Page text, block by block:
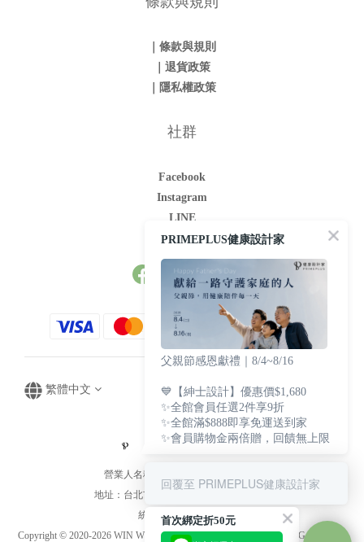
｜條款與規則
｜退貨政策
｜隱私權政策
社群
Facebook
Instagram
LINE
Youtube
繁體中文
營業人名稱：文華生技貿易有限公司
地址：台北市中山區中山北路1段82號9樓
統一編號：85000585
Copyright © 2020-2026 WIN WORLD BIOTECHNOLOGY TRADING CO.,LTD.
PRIMEPLUS健康設計家
父親節感恩獻禮｜8/4~8/16
💙【紳士設計】優惠價$1,680
✨全館會員任選2件享9折
✨全館滿$888即享免運送到家
✨會員購物金兩倍贈，回饋無上限
回覆至 PRIMEPLUS健康設計家
首次綁定折50元